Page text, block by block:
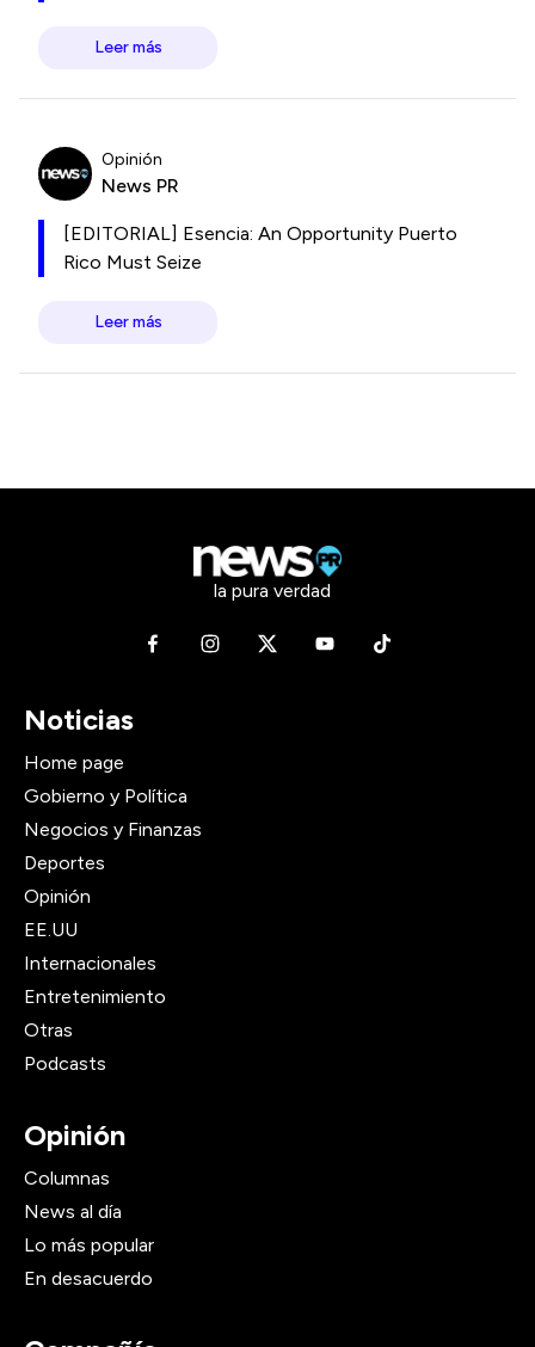
Leer más
Opinión
News PR
[EDITORIAL] Esencia: An Opportunity Puerto
Rico Must Seize
Leer más
la pura verdad
Noticias
Home page
Gobierno y Política
Negocios y Finanzas
Deportes
Opinión
EE.UU
Internacionales
Entretenimiento
Otras
Podcasts
Opinión
Columnas
News al día
Lo más popular
En desacuerdo